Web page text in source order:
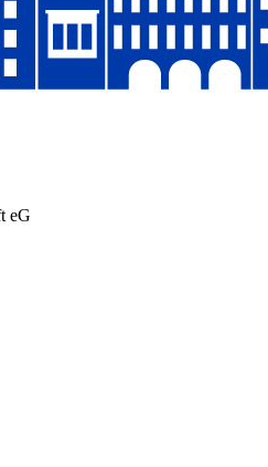
eG